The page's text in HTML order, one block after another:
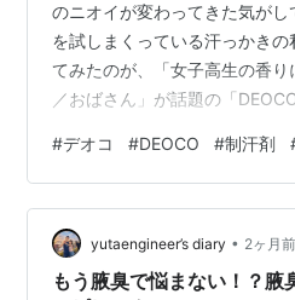
のニオイが変わってきた気がし
を試しまくっている汗っかき
てみたのが、「女子高生の香
／おばさん」が話題の「
スティックを使い倒した私の体
「デオコのスティックは効果
ルオンとスティックの違いは
は、ぜひ参考にしてみてくださ
オドラントスティック デオコ
#デオコ #DEOCO #制汗剤
yutaengineer’s diary • 2ヶ月前
もう腋臭で悩まない！？腋